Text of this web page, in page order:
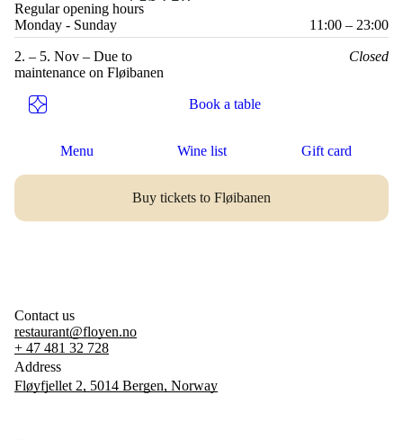
Regular opening hours
Monday - Sunday
11:00 – 23:00
2. – 5. Nov – Due to
maintenance on Fløibanen
Closed
Book a table
Menu Wine list Gift card
Buy tickets to Fløibanen
Contact us
restaurant@floyen.no
+ 47 481 32 728
Address
Fløyfjellet 2, 5014 Bergen, Norway